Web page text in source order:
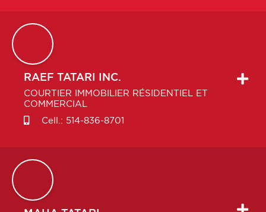
RAEF TATARI INC.
COURTIER IMMOBILIER RÉSIDENTIEL ET
COMMERCIAL
Cell.: 514-836-8701